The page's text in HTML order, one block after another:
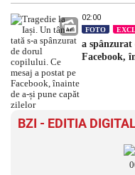
02:00
FOTO
a
Facebook,
BZI - EDITIA